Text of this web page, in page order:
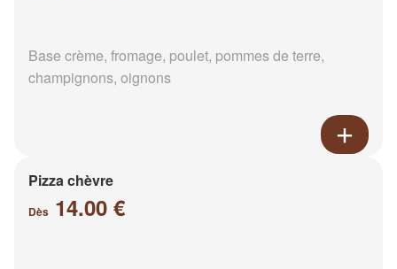
Base crème, fromage, poulet, pommes de terre,
champignons, oignons
Pizza chèvre
Dès 14.00 €